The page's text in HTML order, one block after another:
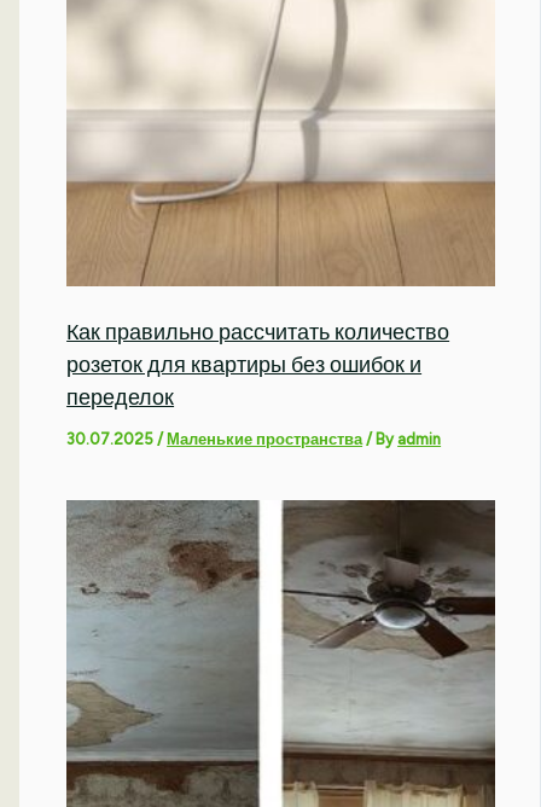
Как правильно рассчитать количество
розеток для квартиры без ошибок и
переделок
30.07.2025/ Маленькие пространства / Byadmin